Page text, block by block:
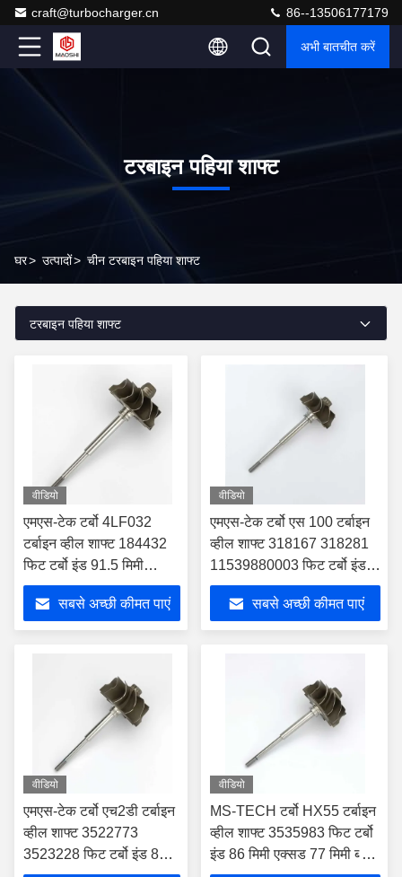
craft@turbocharger.cn 86--13506177179
अभी बातचीत करें
टरबाइन पहिया शाफ्ट
घर> उत्पादों> चीन टरबाइन पहिया शाफ्ट
टरबाइन पहिया शाफ्ट
वीडियो
एमएस-टेक टर्बो 4LF032
टर्बाइन व्हील शाफ्ट 184432
फिट टर्बो इंड 91.5 मिमी
एक्सडी 78.74 मिमी ब्लेड 12
सबसे अच्छी कीमत पाएं
वीडियो
एमएस-टेक टर्बो एस 100 टर्बाइन
व्हील शाफ्ट 318167 318281
11539880003 फिट टर्बो इंड
52.65 मिमी एक्सड 45 मिमी
ब्लेड9
सबसे अच्छी कीमत पाएं
वीडियो
एमएस-टेक टर्बो एच2डी टर्बाइन
व्हील शाफ्ट 3522773
3523228 फिट टर्बो इंड 86
वीडियो
MS-TECH टर्बो HX55 टर्बाइन
व्हील शाफ्ट 3535983 फिट टर्बो
इंड 86 मिमी एक्सड 77 मिमी ब्लेड